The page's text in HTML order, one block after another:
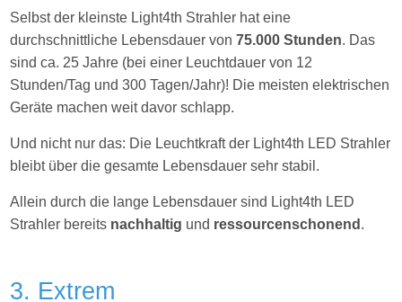
Selbst der kleinste Light4th Strahler hat eine
durchschnittliche Lebensdauer von75.000 Stunden. Das
sind ca. 25 Jahre (bei einer Leuchtdauer von 12
Stunden/Tag und 300 Tagen/Jahr)! Die meisten elektrischen
Geräte machen weit davor schlapp.
Und nicht nur das: Die Leuchtkraft der Light4th LED Strahler
bleibt über die gesamte Lebensdauer sehr stabil.
Allein durch die lange Lebensdauer sind Light4th LED
Strahler bereits nachhaltig und ressourcenschonend .
3. Extrem